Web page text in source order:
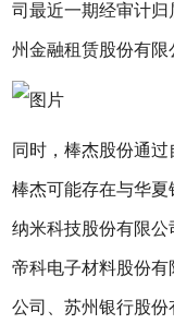
司最近一期经审计归
州金融租赁股份有限
同时，棒杰股份通
棒杰可能存在与华
纳米科技股份有限
帝科电子材料股份
公司、苏州银行股份